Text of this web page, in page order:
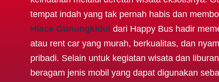
tempat indah yang tak pernah habis dan
Hiace Gunungkidul dari Happy Bus hadir
atau rent car yang murah, berkualitas, dan
pribadi. Selain untuk kegiatan wisata dan
beragam jenis mobil yang dapat digunakan